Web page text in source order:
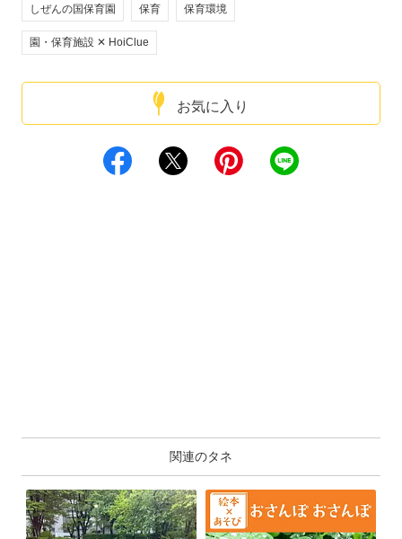
お気に入り
しぜんの国保育園 保育 保育環境
園・保育施設 ✕ HoiClue
関連のタネ